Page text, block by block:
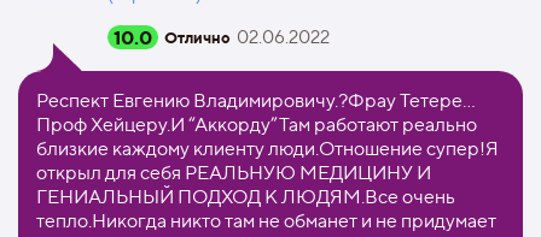
10.0 Отлично 02.06.2022
Респект Евгению Владимировичу.?Фрау Тетере…
Проф Хейцеру.И “Аккорду”Там работают реально
близкие каждому клиенту люди.Отношение супер!Я
открыл для себя РЕАЛЬНУЮ МЕДИЦИНУ И
ГЕНИАЛЬНЫЙ ПОДХОД К ЛЮДЯМ.Все очень
тепло.Никогда никто там не обманет и не придумает